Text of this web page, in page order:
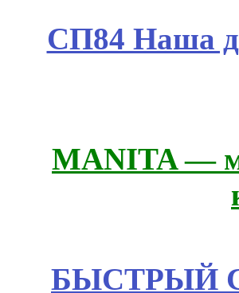
СП84 Наша
MANITA —
БЫСТРЫЙ